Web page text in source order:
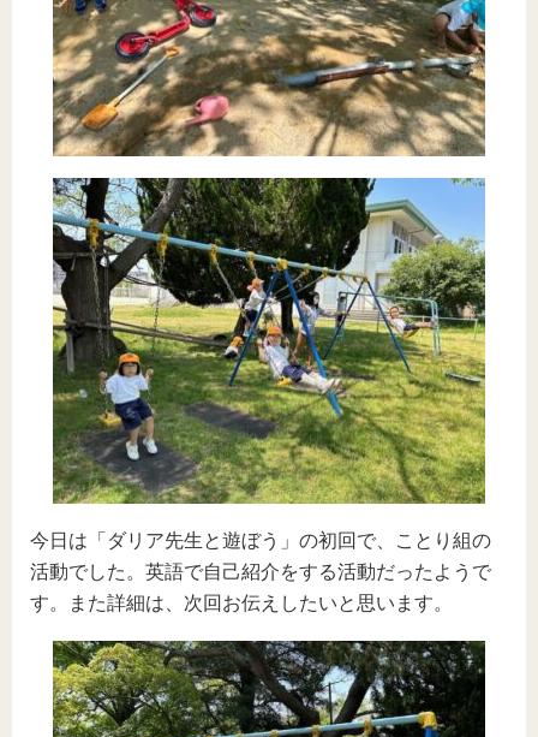
今日は「ダリア先生と遊ぼう」の初回で、ことり組の
活動でした。英語で自己紹介をする活動だったようで
す。また詳細は、次回お伝えしたいと思います。